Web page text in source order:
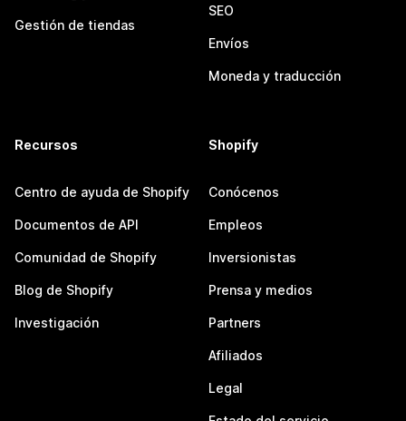
Gestión de tiendas
SEO
Envíos
Moneda y traducción
Recursos
Centro de ayuda de Shopify
Documentos de API
Comunidad de Shopify
Blog de Shopify
Investigación
Shopify
Conócenos
Empleos
Inversionistas
Prensa y medios
Partners
Afiliados
Legal